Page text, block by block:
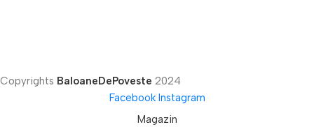
Copyrights BaloaneDePoveste 2024
Facebook Instagram
Magazin